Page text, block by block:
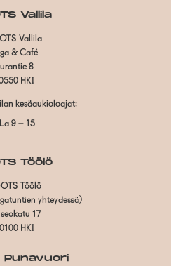
Vallila
Vallila
& Café
8
HKI
kesäaukioloajat:
9 – 15
Töölö
Töölö
yhteydessä)
17
HKI
Punavuori